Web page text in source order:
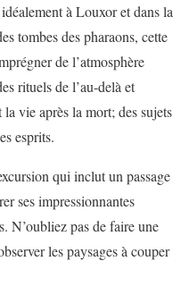
à Louxor et dans la
tombes des pharaons, cette
de l’atmosphère
rituels de l’au-delà et
vie après la mort; des sujets
esprits.
qui inclut un passage
ses impressionnantes
N’oubliez pas de faire une
les paysages à couper